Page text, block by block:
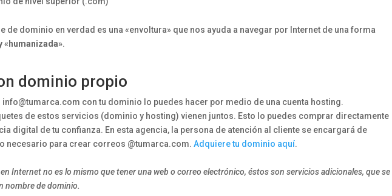
de dominio en verdad es una «envoltura» que nos ayuda a navegar por Internet de una forma
«humanizada».
dominio propio
con tu dominio lo puedes hacer por medio de una cuenta hosting.
de estos servicios (dominio y hosting) vienen juntos. Esto lo puedes comprar directamente
digital de tu confianza. En esta agencia, la persona de atención al cliente se encargará de
necesario para crear correos @tumarca.com.Adquiere tu dominio aquí.
Internet no es lo mismo que tener una web o correo electrónico, éstos son servicios adicionales, que se
nombre de dominio.